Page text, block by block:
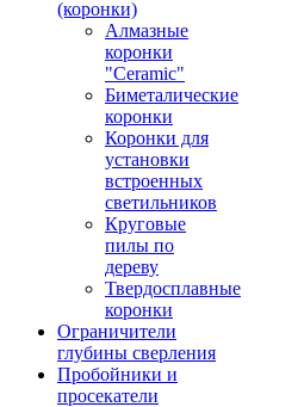
(коронки)
Алмазные
коронки
"Ceramic"
Биметалические
коронки
Коронки для
установки
встроенных
светильников
Круговые
пилы по
дереву
Твердосплавные
коронки
Ограничители
глубины сверления
Пробойники и
просекатели